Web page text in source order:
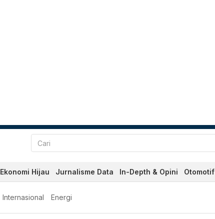
Ekonomi Hijau Jurnalisme Data In-Depth & Opini Otomotif
Internasional Energi